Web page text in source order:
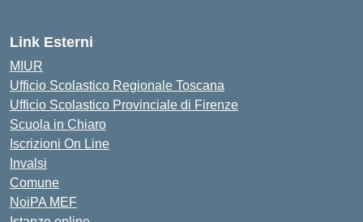
Link Esterni
MIUR
Ufficio Scolastico Regionale Toscana
Ufficio Scolastico Provinciale di Firenze
Scuola in Chiaro
Iscrizioni On Line
Invalsi
Comune
NoiPA MEF